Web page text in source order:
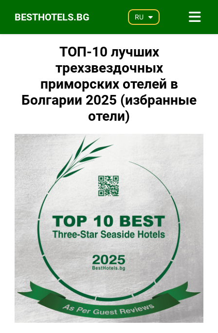
BESTHOTELS.BG RU
ТОП-10 лучших
трехзвездочных
приморских отелей в
Болгарии 2025 (избранные
отели)